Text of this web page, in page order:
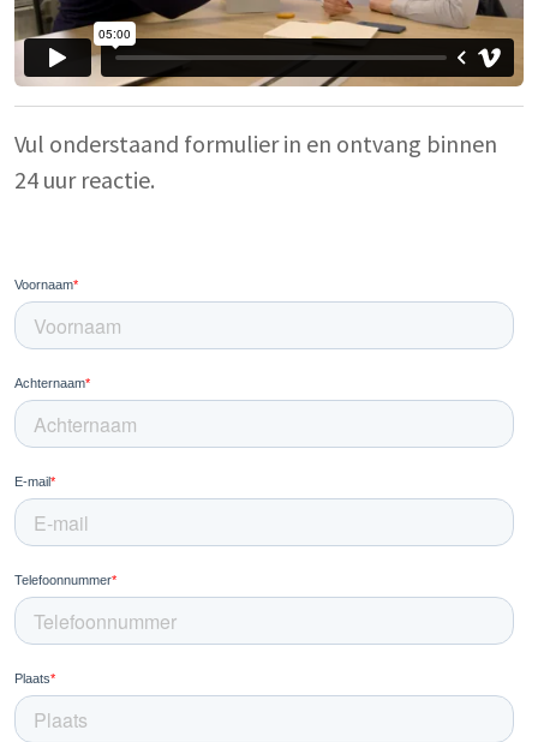
Vul onderstaand formulier in en ontvang binnen
24 uur reactie.